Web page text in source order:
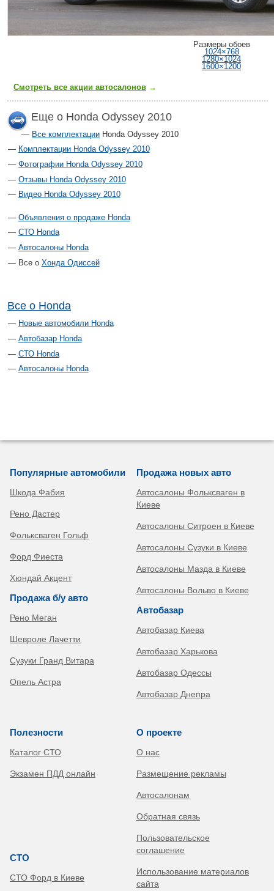
Размеры обоев
1024×768
1280×1024
1600×1200
Смотреть все акции автосалонов →
Еще о Honda Odyssey 2010
Все комплектации Honda Odyssey 2010
Комплектации Honda Odyssey 2010
Фотографии Honda Odyssey 2010
Отзывы Honda Odyssey 2010
Видео Honda Odyssey 2010
Объявления о продаже Honda
СТО Honda
Автосалоны Honda
Все о Хонда Одиссей
Все о Honda
Новые автомобили Honda
Автобазар Honda
СТО Honda
Автосалоны Honda
Популярные автомобили
Шкода Фабия
Рено Дастер
Фольксваген Гольф
Форд Фиеста
Хюндай Акцент
Продажа б/у авто
Рено Меган
Шевроле Лачетти
Сузуки Гранд Витара
Опель Астра
Продажа новых авто
Автосалоны Фольксваген в
Киеве
Автосалоны Ситроен в Киеве
Автосалоны Сузуки в Киеве
Автосалоны Мазда в Киеве
Автосалоны Вольво в Киеве
Автобазар
Автобазар Киева
Автобазар Харькова
Автобазар Одессы
Автобазар Днепра
Полезности
Каталог СТО
Экзамен ПДД онлайн
СТО
СТО Форд в Киеве
О проекте
О нас
Размещение рекламы
Автосалонам
Обратная связь
Пользовательское
соглашение
Использование материалов
сайта